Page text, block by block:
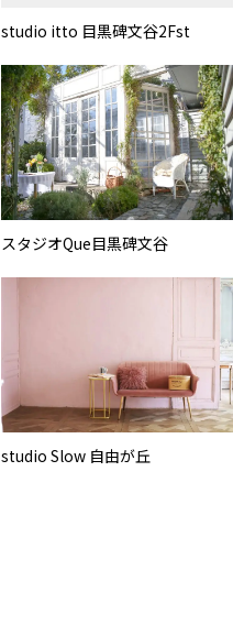
studio itto 目黒碑文谷2Fst
スタジオQue目黒碑文谷
studio Slow 自由が丘